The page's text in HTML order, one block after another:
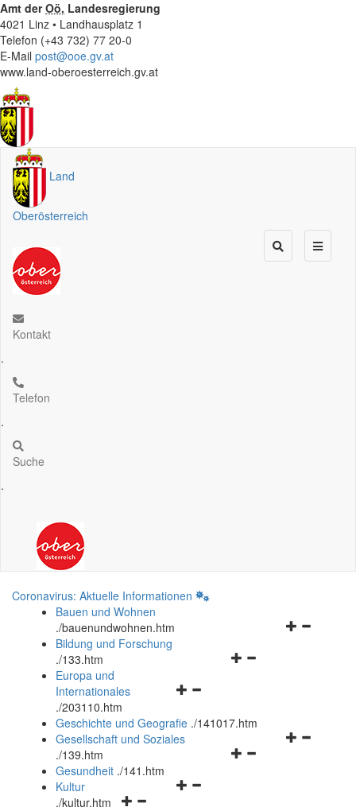
Amt derOö. Landesregierung
4021 Linz • Landhausplatz 1
Telefon (+43 732) 77 20-0
E-Mail post@ooe.gv.at
www.land-oberoesterreich.gv.at
Land
Oberösterreich
Kontakt
.
Telefon
.
Suche
.
Coronavirus: Aktuelle Informationen
Bauen und Wohnen
./bauenundwohnen.htm
Navigationsmenü
Bildung und Forschung
./133.htm
Navigationsmenü
und
schließen
Europa und
Internationales
./203110.htm
Geschichte und Geografie ./141017.htm
Navigationsmenü
Gesellschaft und Soziales
./139.htm
Navigationsmenü
Gesundheit ./141.htm
Navigationsmenü
Kultur
./kultur.htm